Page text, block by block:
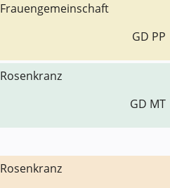
Frauengemeinschaft
GD PP
Rosenkranz
GD MT
Rosenkranz